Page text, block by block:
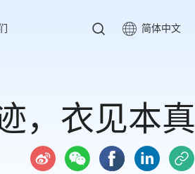
简体中文
，衣见本真